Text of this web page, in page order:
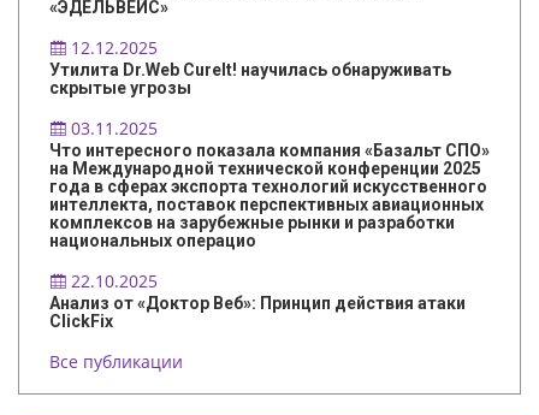
«ЭДЕЛЬВЕЙС»
12.12.2025
Утилита Dr.Web CureIt! научилась обнаруживать
скрытые угрозы
03.11.2025
Что интересного показала компания «Базальт СПО»
на Международной технической конференции 2025
года в сферах экспорта технологий искусственного
интеллекта, поставок перспективных авиационных
комплексов на зарубежные рынки и разработки
национальных операцио
22.10.2025
Анализ от «Доктор Веб»: Принцип действия атаки
ClickFix
Все публикации